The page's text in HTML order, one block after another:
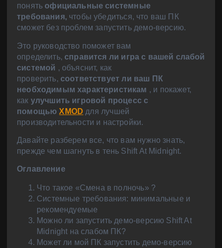
понятьофициальные системные
требования, чтобы убедиться, что ваш ПК
сможет без проблем запустить демо-версию.
Это руководство поможет вам
определить,справится ли игра с вашей слабой
системой , объяснит, как
проверить, соответствует ли ваш ПК
необходимым характеристикам , и покажет,
как улучшить игровой процесс с
помощьюXMOD для лучшей
производительности и настройки.
Давайте разберем все, что вам нужно знать,
прежде чем шагнуть в тень Shift At Midnight.
Оглавление
Что такое «Смена в полночь» ?
Системные требования: минимальные и
рекомендуемые
Можно ли запустить демо-версию Shift At
Midnight на слабом ПК?
Может ли мой ПК запустить демо-версию